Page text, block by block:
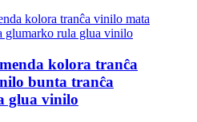
kolora tranĉa
bunta tranĉa
glua vinilo